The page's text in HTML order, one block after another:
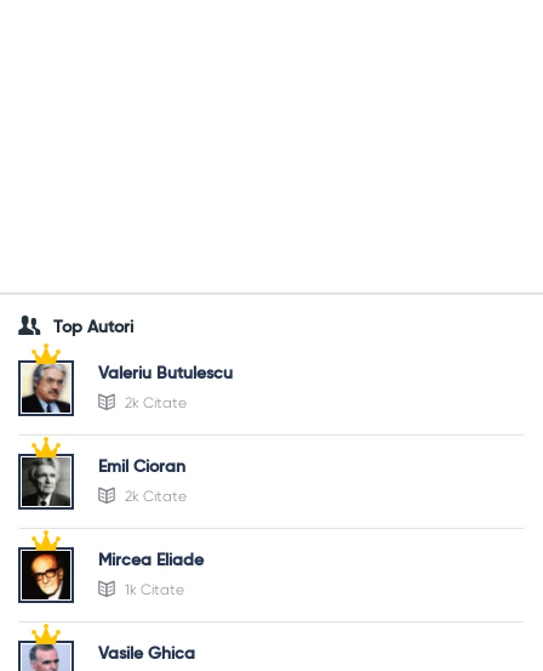
Top Autori
Valeriu Butulescu
2k Citate
Emil Cioran
2k Citate
Mircea Eliade
1k Citate
Vasile Ghica